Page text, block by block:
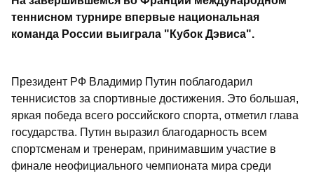
теннисном турнире впервые национальная
команда России выиграла "Кубок Дэвиса".
Президент РФ Владимир Путин поблагодарил
теннисистов за спортивные достижения. Это большая,
яркая победа всего российского спорта, отметил глава
государства. Путин выразил благодарность всем
спортсменам и тренерам, принимавшим участие в
финале неофициального чемпионата мира среди